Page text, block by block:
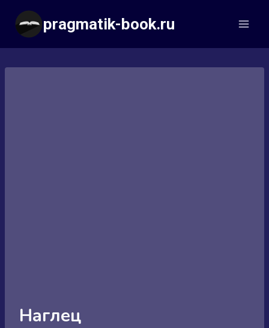
Перейти
содержимому
pragmatik-book.ru
Наглец